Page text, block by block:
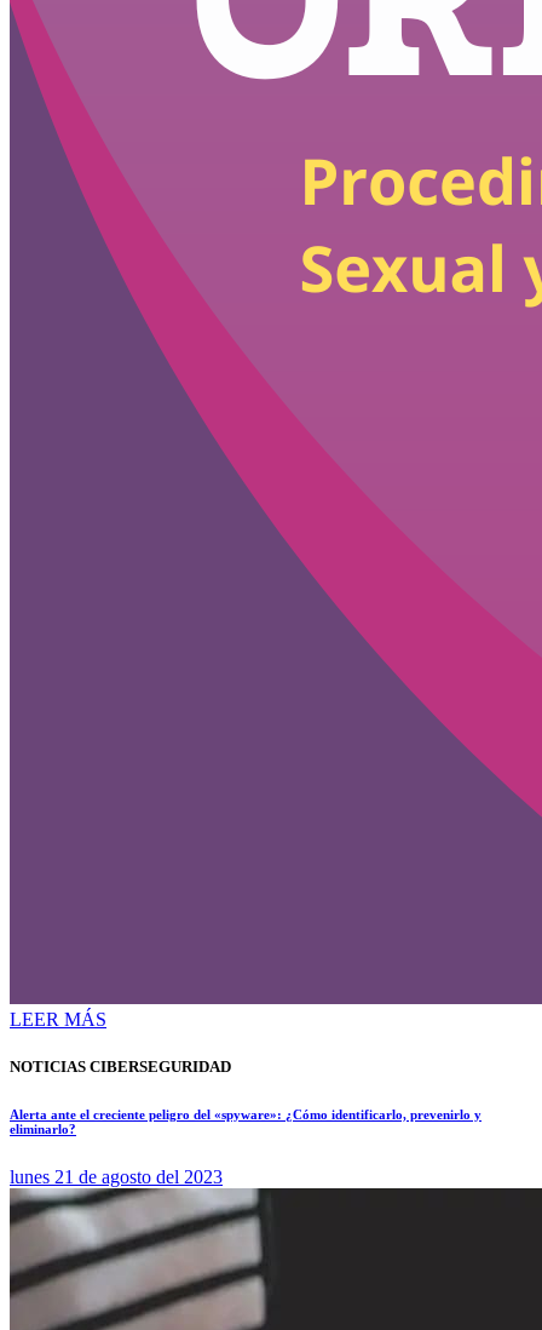
LEER MÁS
NOTICIAS CIBERSEGURIDAD
Alerta ante el creciente peligro del «spyware»: ¿Cómo identificarlo, prevenirlo y
eliminarlo?
lunes 21 de agosto del 2023